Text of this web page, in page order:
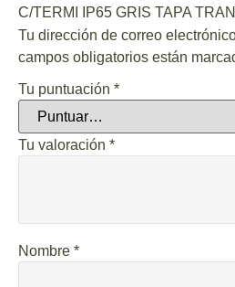
C/TERMI IP65 GRIS TAPA
Tu dirección de correo
campos obligatorios están
Tu puntuación *
Tu valoración *
Nombre *